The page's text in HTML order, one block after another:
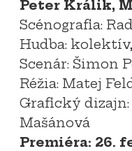
Peter Králik,
Scénografia:
Hudba:
Scenár: Šimon
Réžia: Matej
Grafický
Mašánová
Premiéra: 26.